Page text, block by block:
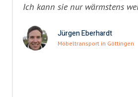
Ich kann sie nur wärmstens
Jürgen Eberhardt
Möbeltransport in Göttingen